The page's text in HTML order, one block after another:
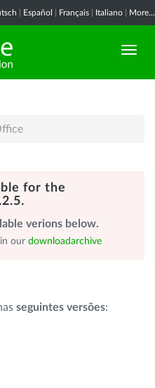
Español Français Italiano More...
for the
verions below.
our downloadarchive
seguintes versões: